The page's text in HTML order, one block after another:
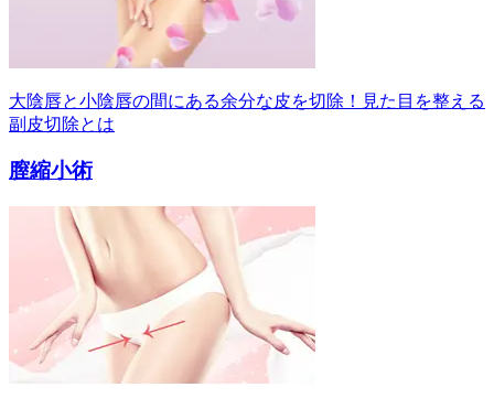
大陰唇と小陰唇の間にある余分な皮を切除！見た目を整える
副皮切除とは
膣縮小術